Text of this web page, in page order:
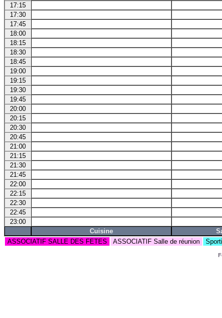
17:15
17:30
17:45
18:00
18:15
18:30
18:45
19:00
19:15
19:30
19:45
20:00
20:15
20:30
20:45
21:00
21:15
21:30
21:45
22:00
22:15
22:30
22:45
23:00
Cuisine
ASSOCIATIF SALLE DES FETES
ASSOCIATIF Salle de réunion